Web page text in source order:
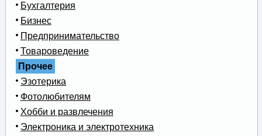
Бухгалтерия
Бизнес
Предпринимательство
Товароведение
Прочее
Эзотерика
Фотолюбителям
Хобби и развлечения
Электроника и электротехника